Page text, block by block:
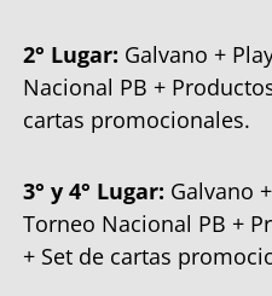
2° Lugar: Galvano +
Nacional PB +
cartas promocionales.
3° y 4° Lugar: Galvano
Torneo Nacional PB +
+ Set de cartas